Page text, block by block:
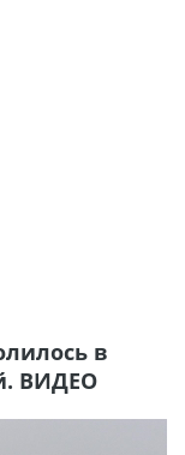
в
ВИДЕО